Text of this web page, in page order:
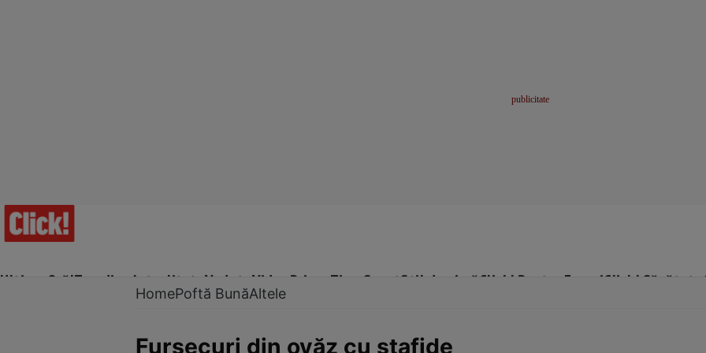
Ultima Oră!Trending Actualitate Vedete Video Prime Time SportStil de viațăClick! Pentru FemeiClick! Sănătate
HomePoftă BunăAltele
Fursecuri din ovăz cu stafide